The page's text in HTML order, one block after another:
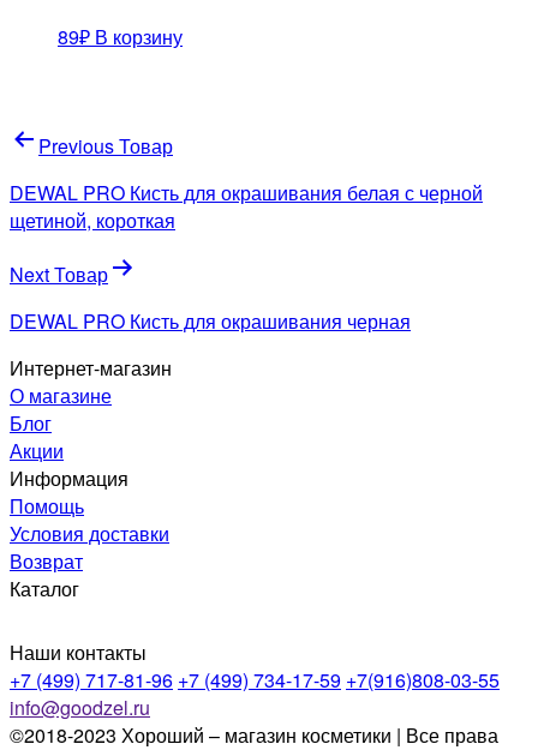
89₽ В корзину
Навигация
по
записям
Previous Товар
DEWAL PRO Кисть для окрашивания белая с черной
щетиной, короткая
Next Товар
DEWAL PRO Кисть для окрашивания черная
Интернет-магазин
О магазине
Блог
Акции
Информация
Помощь
Условия доставки
Возврат
Каталог
Наши контакты
+7 (499) 717-81-96 +7 (499) 734-17-59 +7(916)808-03-55
info@goodzel.ru
©2018-2023 Хороший – магазин косметики | Все права